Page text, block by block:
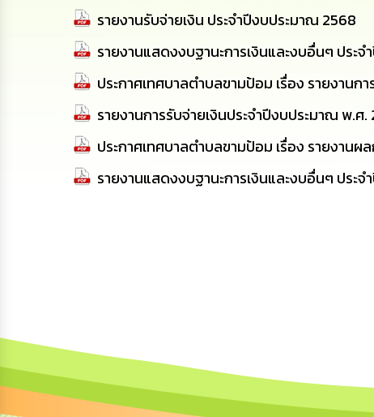
รายงานรับจ่ายเงิน ประจำปีงบประมาณ 2568
รายงานแสดงงบฐานะการเงินและงบอื่นๆ ประ
ประกาศเทศบาลตำบลขามป้อม เรื่อง รายงานก
รายงานการรับจ่ายเงินประจำปีงบประมาณ พ.ศ.
ประกาศเทศบาลตำบลขามป้อม เรื่อง รายงาน
รายงานแสดงงบฐานะการเงินและงบอื่นๆ ประ